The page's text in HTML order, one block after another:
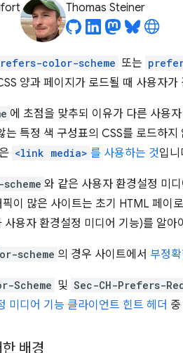
Thomas Steiner
color-scheme 또는
양과 페이지가 로드될 때 사용자가
에 초점을 맞추되 이유가 다른 사용
는 특정 색 구성표의 CSS를 로드하
<link media> 를 사용하는 것입니
와 같은 사용자 환경설정 미
이 많은 사이트는 초기 HTML 페이
용자 환경설정 미디어 기능)를 알아
scheme 의 경우 사이트에서 부정
Scheme 및 Sec-CH-Prefers-
미디어 기능 클라이언트 힌트 헤더
배경